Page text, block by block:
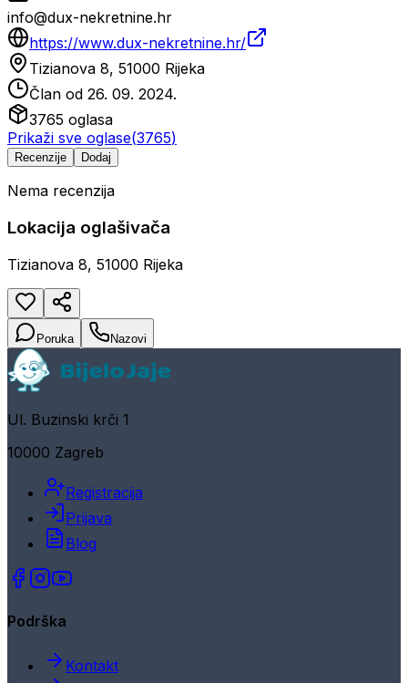
info@dux-nekretnine.hr
https://www.dux-nekretnine.hr/
Tizianova 8, 51000 Rijeka
Član od 26. 09. 2024.
3765 oglasa
Prikaži sve oglase(3765)
Recenzije Dodaj
Nema recenzija
Lokacija oglašivača
Tizianova 8, 51000 Rijeka
Poruka Nazovi
Ul. Buzinski krči 1
10000 Zagreb
Registracija
Prijava
Blog
Podrška
Kontakt